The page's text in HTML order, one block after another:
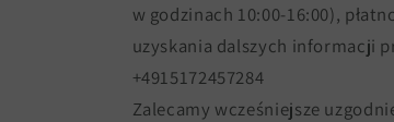
w godzinach 10:00-16:00),
uzyskania dalszych informacji
+4915172457284
Zalecamy wcześniejsze